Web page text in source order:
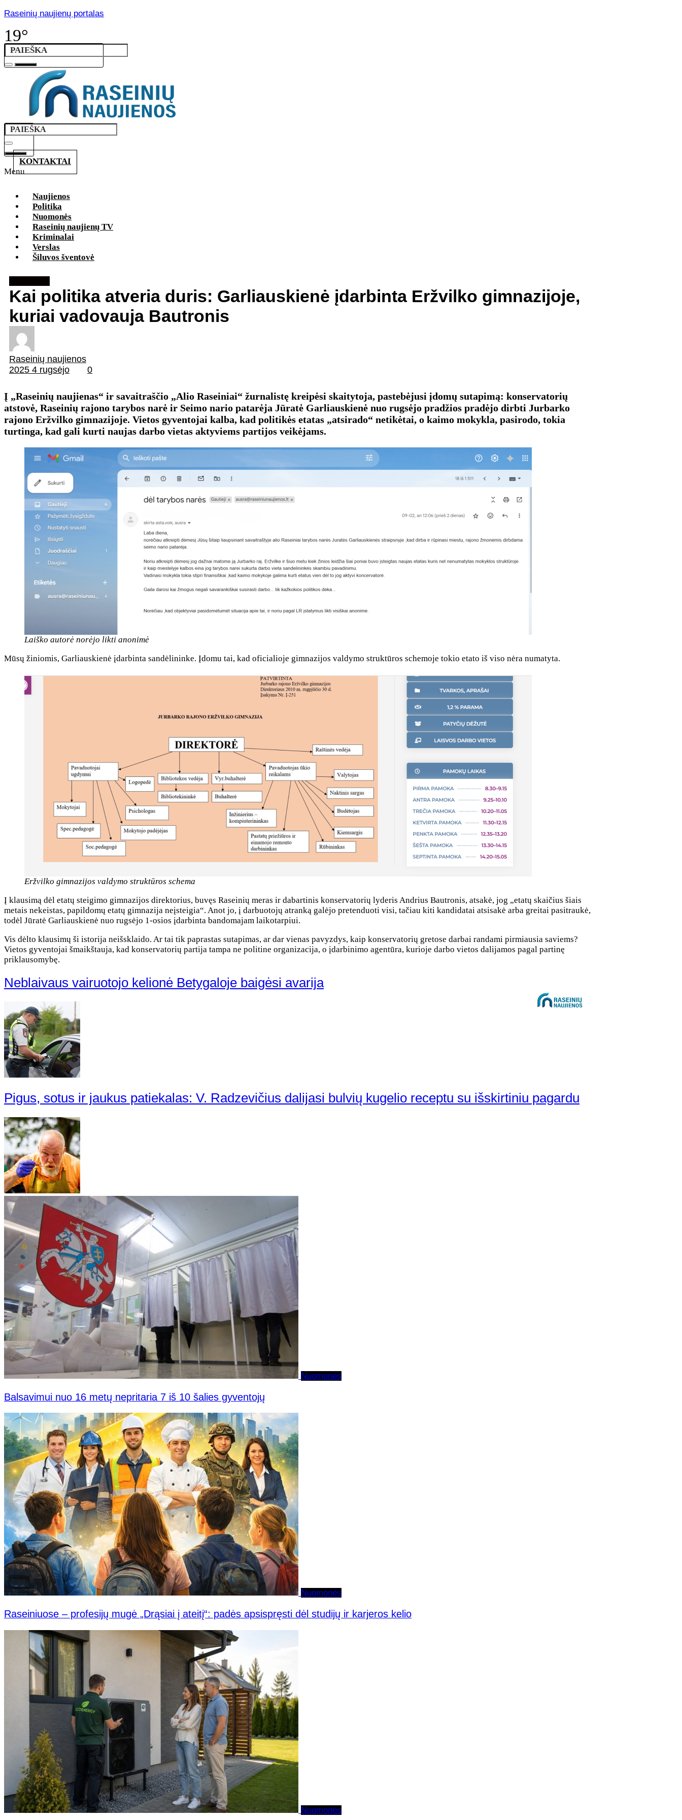
Raseinių naujienų portalas
19°
KONTAKTAI
Menu
Naujienos
Politika
Nuomonės
Raseinių naujienų TV
Kriminalai
Verslas
Šiluvos šventovė
Kai politika atveria duris: Garliauskienė įdarbinta Eržvilko gimnazijoje,
kuriai vadovauja Bautronis
Raseinių naujienos
2025 4 rugsėjo
0
Į „Raseinių naujienas“ ir savaitraščio „Alio Raseiniai“ žurnalistę kreipėsi skaitytoja, pastebėjusi įdomų sutapimą: konservatorių
atstovė, Raseinių rajono tarybos narė ir Seimo nario patarėja Jūratė Garliauskienė nuo rugsėjo pradžios pradėjo dirbti Jurbarko
rajono Eržvilko gimnazijoje. Vietos gyventojai kalba, kad politikės etatas „atsirado“ netikėtai, o kaimo mokykla, pasirodo, tokia
turtinga, kad gali kurti naujas darbo vietas aktyviems partijos veikėjams.
Laiško autorė norėjo likti anonimė
Mūsų žiniomis, Garliauskienė įdarbinta sandėlininke. Įdomu tai, kad oficialioje gimnazijos valdymo struktūros schemoje tokio etato iš viso nėra numatyta.
Eržvilko gimnazijos valdymo struktūros schema
Į klausimą dėl etatų steigimo gimnazijos direktorius, buvęs Raseinių meras ir dabartinis konservatorių lyderis Andrius Bautronis, atsakė, jog „etatų skaičius šiais
metais nekeistas, papildomų etatų gimnazija neįsteigia“. Anot jo, į darbuotojų atranką galėjo pretenduoti visi, tačiau kiti kandidatai atsisakė arba greitai pasitraukė,
todėl Jūratė Garliauskienė nuo rugsėjo 1-osios įdarbinta bandomajam laikotarpiui.
Vis dėlto klausimų ši istorija neišsklaido. Ar tai tik paprastas sutapimas, ar dar vienas pavyzdys, kaip konservatorių gretose darbai randami pirmiausia saviems?
Vietos gyventojai šmaikštauja, kad konservatorių partija tampa ne politine organizacija, o įdarbinimo agentūra, kurioje darbo vietos dalijamos pagal partinę
priklausomybę.
Neblaivaus vairuotojo kelionė Betygaloje baigėsi avarija
Pigus, sotus ir jaukus patiekalas: V. Radzevičius dalijasi bulvių kugelio receptu su išskirtiniu pagardu
Nuomonės
Balsavimui nuo 16 metų nepritaria 7 iš 10 šalies gyventojų
Nuomonės
Raseiniuose – profesijų mugė „Drąsiai į ateitį“: padės apsispręsti dėl studijų ir karjeros kelio
Nuomonės